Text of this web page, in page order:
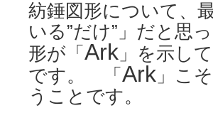
紡錘図形について、
いる”だけ”」だと
形が「 Ark 」を示し
です。 「 Ark 」こ
うことです。